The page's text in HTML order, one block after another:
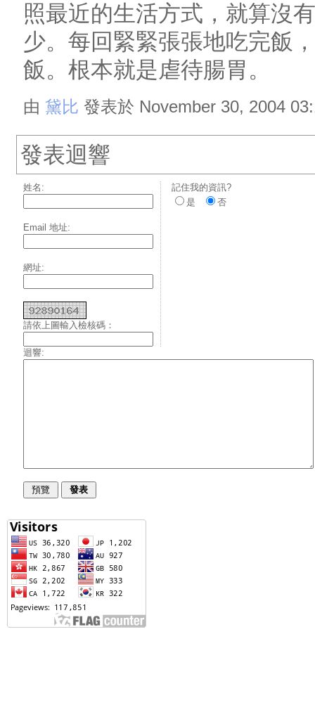
照最近的生活方式，就算沒
少。每回緊緊張張地吃完飯
飯。根本就是虐待腸胃。
由 黛比 發表於 November 30, 2004
發表迴響
姓名:
Email 地址:
網址:
請依上圖輸入檢核碼：
記住我的資訊?
是
否
迴響: